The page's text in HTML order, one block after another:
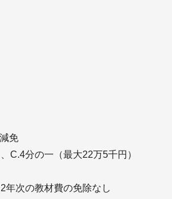
免
C.4分の一（最大22万5千円）
年次の教材費の免除なし